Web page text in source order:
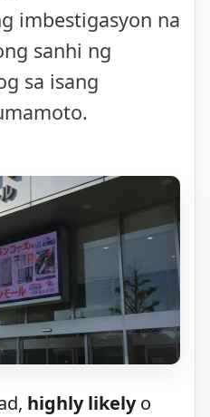
imbestigasyon na
sanhi ng
sa isang
highly likelyo